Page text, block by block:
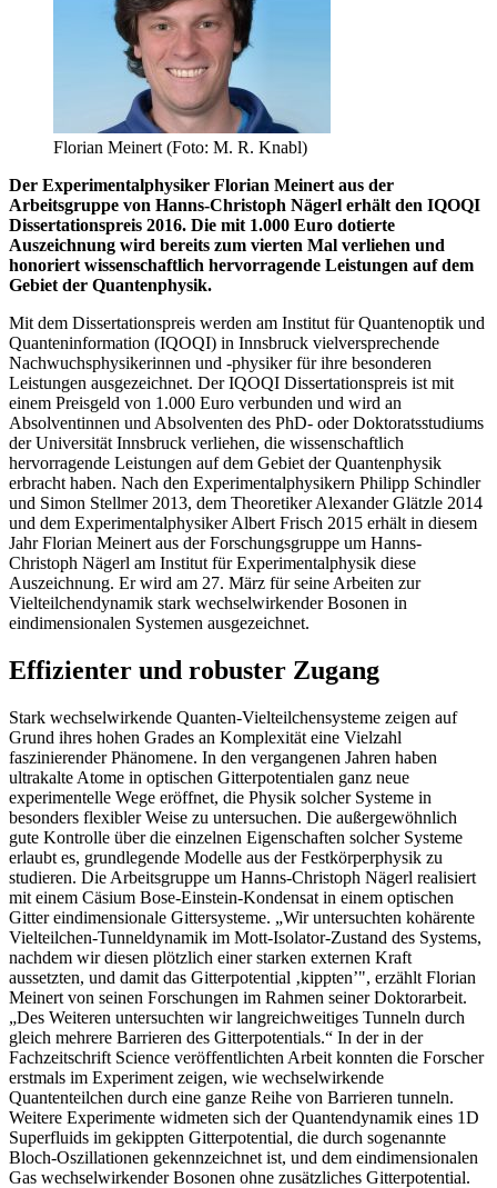
Florian Meinert (Foto: M. R. Knabl)
Der Experimentalphysiker Florian Meinert aus der
Arbeitsgruppe von Hanns-Christoph Nägerl erhält den IQOQI
Dissertationspreis 2016. Die mit 1.000 Euro dotierte
Auszeichnung wird bereits zum vierten Mal verliehen und
honoriert wissenschaftlich hervorragende Leistungen auf dem
Gebiet der Quantenphysik.
Mit dem Dissertationspreis werden am Institut für Quantenoptik und
Quanteninformation (IQOQI) in Innsbruck vielversprechende
Nachwuchsphysikerinnen und -physiker für ihre besonderen
Leistungen ausgezeichnet. Der IQOQI Dissertationspreis ist mit
einem Preisgeld von 1.000 Euro verbunden und wird an
Absolventinnen und Absolventen des PhD- oder Doktoratsstudiums
der Universität Innsbruck verliehen, die wissenschaftlich
hervorragende Leistungen auf dem Gebiet der Quantenphysik
erbracht haben. Nach den Experimentalphysikern Philipp Schindler
und Simon Stellmer 2013, dem Theoretiker Alexander Glätzle 2014
und dem Experimentalphysiker Albert Frisch 2015 erhält in diesem
Jahr Florian Meinert aus der Forschungsgruppe um Hanns-
Christoph Nägerl am Institut für Experimentalphysik diese
Auszeichnung. Er wird am 27. März für seine Arbeiten zur
Vielteilchendynamik stark wechselwirkender Bosonen in
eindimensionalen Systemen ausgezeichnet.
Effizienter und robuster Zugang
Stark wechselwirkende Quanten-Vielteilchensysteme zeigen auf
Grund ihres hohen Grades an Komplexität eine Vielzahl
faszinierender Phänomene. In den vergangenen Jahren haben
ultrakalte Atome in optischen Gitterpotentialen ganz neue
experimentelle Wege eröffnet, die Physik solcher Systeme in
besonders flexibler Weise zu untersuchen. Die außergewöhnlich
gute Kontrolle über die einzelnen Eigenschaften solcher Systeme
erlaubt es, grundlegende Modelle aus der Festkörperphysik zu
studieren. Die Arbeitsgruppe um Hanns-Christoph Nägerl realisiert
mit einem Cäsium Bose-Einstein-Kondensat in einem optischen
Gitter eindimensionale Gittersysteme. „Wir untersuchten kohärente
Vielteilchen-Tunneldynamik im Mott-Isolator-Zustand des Systems,
nachdem wir diesen plötzlich einer starken externen Kraft
aussetzten, und damit das Gitterpotential ‚kippten’", erzählt Florian
Meinert von seinen Forschungen im Rahmen seiner Doktorarbeit.
„Des Weiteren untersuchten wir langreichweitiges Tunneln durch
gleich mehrere Barrieren des Gitterpotentials.“ In der in der
Fachzeitschrift Science veröffentlichten Arbeit konnten die Forscher
erstmals im Experiment zeigen, wie wechselwirkende
Quantenteilchen durch eine ganze Reihe von Barrieren tunneln.
Weitere Experimente widmeten sich der Quantendynamik eines 1D
Superfluids im gekippten Gitterpotential, die durch sogenannte
Bloch-Oszillationen gekennzeichnet ist, und dem eindimensionalen
Gas wechselwirkender Bosonen ohne zusätzliches Gitterpotential.